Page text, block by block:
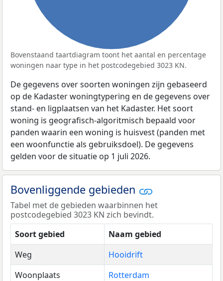
Bovenstaand taartdiagram toont het aantal en percentage
woningen naar type in het postcodegebied 3023 KN.
De gegevens over soorten woningen zijn gebaseerd
op de Kadaster woningtypering en de gegevens over
stand- en ligplaatsen van het Kadaster. Het soort
woning is geografisch-algoritmisch bepaald voor
panden waarin een woning is huisvest (panden met
een woonfunctie als gebruiksdoel). De gegevens
gelden voor de situatie op 1 juli 2026.
Bovenliggende gebieden
Tabel met de gebieden waarbinnen het
postcodegebied 3023 KN zich bevindt.
Soort gebied
Naam gebied
Weg
Hooidrift
Woonplaats
Rotterdam